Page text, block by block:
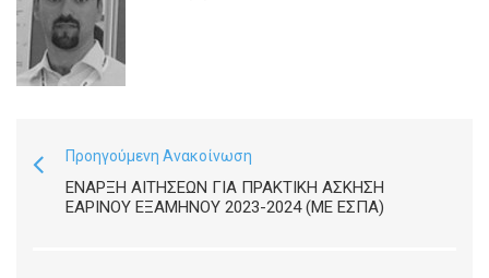
Προηγούμενη Ανακοίνωση
ΈΝΑΡΞΗ ΑΙΤΉΣΕΩΝ ΓΙΑ ΠΡΑΚΤΙΚΉ ΆΣΚΗΣΗ
ΕΑΡΙΝΟΎ ΕΞΑΜΉΝΟΥ 2023-2024 (ΜΕ ΕΣΠΑ)